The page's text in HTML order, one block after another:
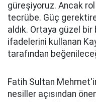
güreşiyoruz. Ancak
tecrübe. Güç
aldık. Ortaya güzel bir
ifadelerini kullanan
tarafından
Fatih Sultan
nesiller açısından